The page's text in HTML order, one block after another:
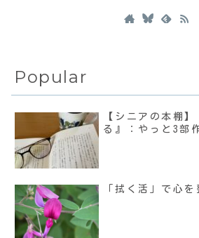
Popular
【シニアの本棚
る』：やっと3部
「拭く活」で心を